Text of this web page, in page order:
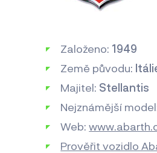
Založeno: 1949
Země původu:
Majitel: Stellantis
Nejznámější
Web:
Prověřit vozidlo